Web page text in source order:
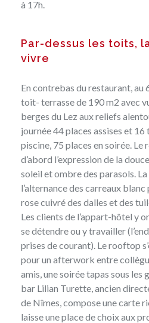
à 17h.
Par-dessus les toits,
vivre
En contrebas du restaurant, au
toit- terrasse de 190 m2 avec
berges du Lez aux reliefs
journée 44 places assises et
piscine, 75 places en soirée.
d’abord l’expression de la
soleil et ombre des parasols.
l’alternance des carreaux
rose cuivré des dalles et des
Les clients de l’appart-hôtel y
se détendre ou y travailler
prises de courant). Le rooftop
pour un afterwork entre
amis, une soirée tapas sous les
bar Lilian Turette, ancien
de Nîmes, compose une carte
laisse une place de choix aux